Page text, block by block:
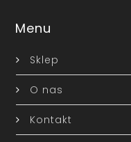
Menu
Sklep
O nas
Kontakt